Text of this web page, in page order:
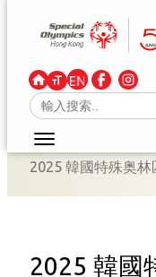
Search
for:
2025 韓國特殊奥
2025 韓國